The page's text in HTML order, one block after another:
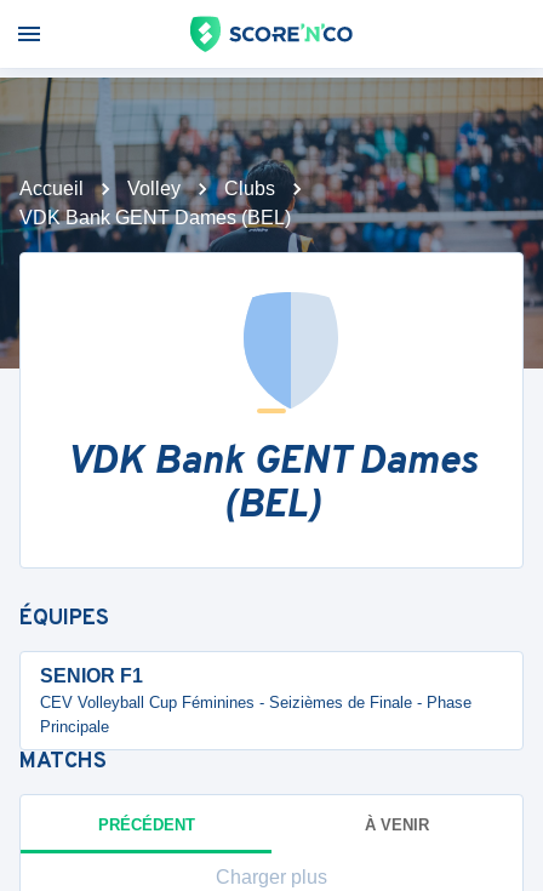
Accueil Volley
Clubs
VDK Bank GENT Dames (BEL)
VDK Bank GENT Dames
(BEL)
ÉQUIPES
SENIOR F1
CEV Volleyball Cup Féminines - Seizièmes de Finale - Phase
Principale
MATCHS
PRÉCÉDENT À VENIR
Charger plus